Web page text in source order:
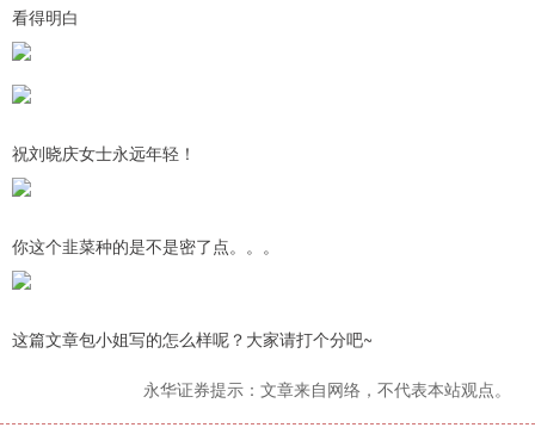
看得明白
祝刘晓庆女士永远年轻！
你这个韭菜种的是不是密了点。。。
这篇文章包小姐写的怎么样呢？大家请打个分吧~
永华证券提示：文章来自网络，不代表本站观点。